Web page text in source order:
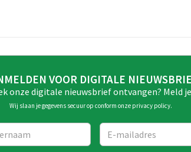
VOOR DIGITALE
onze digitale nieuwsbrief ontvangen? Meld
Wij slaan je gegevens secuur op conform onze privacy policy.